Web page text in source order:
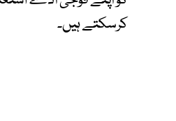
کرسکتے ہیں۔